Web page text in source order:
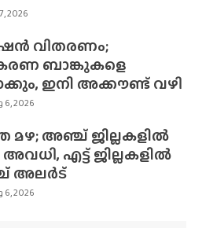
2026
വിതരണം;
ബാങ്കുകളെ
ഇനി അക്കൗണ്ട് വഴി
6, 2026
മഴ; അഞ്ച് ജില്ലകളിൽ
എട്ട് ജില്ലകളിൽ
അലർട്
6, 2026